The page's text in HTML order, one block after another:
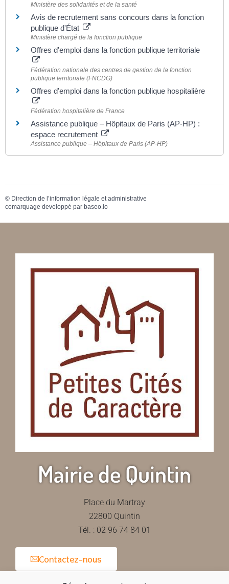
Ministère des solidarités et de la santé
Avis de recrutement sans concours dans la fonction
publique d'État
Ministère chargé de la fonction publique
Offres d'emploi dans la fonction publique territoriale
Fédération nationale des centres de gestion de la fonction
publique territoriale (FNCDG)
Offres d'emploi dans la fonction publique hospitalière
Fédération hospitalière de France
Assistance publique – Hôpitaux de Paris (AP-HP) :
espace recrutement
Assistance publique – Hôpitaux de Paris (AP-HP)
© Direction de l’information légale et administrative
comarquage developpé par baseo.io
Mairie de Quintin
Place du Martray
22800 Quintin
Tél. : 02 96 74 84 01
Contactez-nous